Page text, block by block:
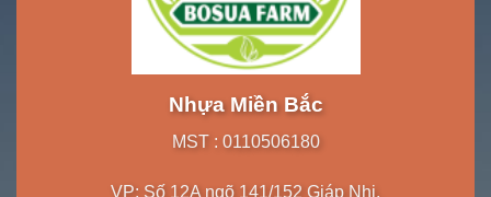
Nhựa Miền Bắc
MST : 0110506180
VP: Số 12A ngõ 141/152 Giáp Nhị,